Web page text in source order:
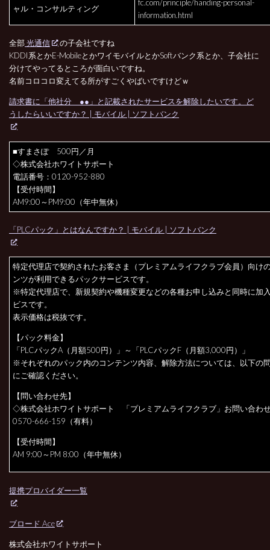
ャル・コンサルティング
fc.com/principle/handing-personal-
information.html
全部光通信
の子会社ですね
KDDI系とかE-MobileとかワイモバイルとかSoftバンク系とか、子会社に
分けてやってるところが面白いですね。
名前コロコロ変えてる所がすごくやばいですけどｗ
請求書に「他社分 ●●」と記載されたサービスを解除したいです。ど
うしたらいいですか？ | モバイル | ソフトバンク
■すまさぽ 500円／月
◇株式会社ホワイトサポート
電話番号：0120-952-880
【受付時間】
AM9:00～PM9:00（年中無休）
「PLCパック」とはなんですか？ | モバイル | ソフトバンク
特定代理店で契約されたお客さま（プレミアムライフクラブ会員）向け
ンツが利用できるパックサービスです。
※特定代理店で、新規契約や機種変更などの各種お申し込みと同時に加
ビスです。
表示価格は税抜です。
【パック料金】
「PLCパックA（月額500円）」～「PLCパックF（月額3,000円）」
※それぞれのパック内のコンテンツ内容、解除方法については、以下の
にご確認ください。
【問い合わせ先】
◇株式会社ホワイトサポート 「プレミアムライフクラブ」お問い合わ
0570-666-159（有料）
【受付時間】
AM 9:00～PM 8:00（年中無休）
提携プロバイダー一覧
ブロード Ace
株式会社ホワイトサポート